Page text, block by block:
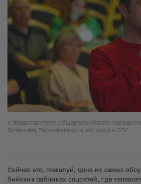
У представителя Общероссийского
Вячеслава Пермякова есть вопросы к СГК
Сейчас это, пожалуй, одна из самых
бийских пабликах соцсетей, где